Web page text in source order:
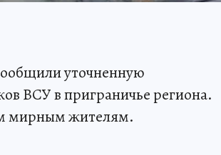
уточненную
ВСУ в приграничье региона.
мирным жителям.